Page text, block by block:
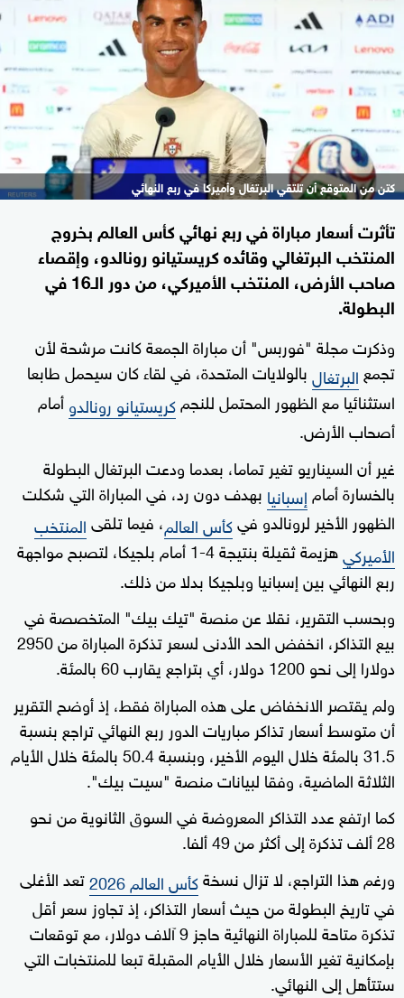
كتن من المتوقع أن تلتقي البرتغال وأميركا في ربع النهائي
تأثرت أسعار مباراة في ربع نهائي كأس العالم بخروج
المنتخب البرتغالي وقائده كريستيانو رونالدو، وإقصاء
صاحب الأرض، المنتخب الأميركي، من دور الـ16 في
البطولة.
وذكرت مجلة "فوربس" أن مباراة الجمعة كانت مرشحة لأن
تجمع البرتغالبالولايات المتحدة، في لقاء كان سيحمل طابعا
استثنائيا مع الظهور المحتمل للنجمكريستيانو رونالدوأمام
أصحاب الأرض.
غير أن السيناريو تغير تماما، بعدما ودعت البرتغال البطولة
بالخسارة أمام إسبانيا بهدف دون رد، في المباراة التي شكلت
الظهور الأخير لرونالدو فيكأس العالم، فيما تلقىالمنتخب
الأميركي
هزيمة ثقيلة بنتيجة 4-1 أمام بلجيكا، لتصبح مواجهة
ربع النهائي بين إسبانيا وبلجيكا بدلا من ذلك.
وبحسب التقرير، نقلا عن منصة "تيك بيك" المتخصصة في
بيع التذاكر، انخفض الحد الأدنى لسعر تذكرة المباراة من 2950
دولارا إلى نحو 1200 دولار، أي بتراجع يقارب 60 بالمئة.
ولم يقتصر الانخفاض على هذه المباراة فقط، إذ أوضح التقرير
أن متوسط أسعار تذاكر مباريات الدور ربع النهائي تراجع بنسبة
31.5 بالمئة خلال اليوم الأخير، وبنسبة 50.4 بالمئة خلال الأيام
الثلاثة الماضية، وفقا لبيانات منصة "سيت بيك".
كما ارتفع عدد التذاكر المعروضة في السوق الثانوية من نحو
28 ألف تذكرة إلى أكثر من 49 ألفا.
ورغم هذا التراجع، لا تزال نسخةكأس العالم 2026
تعد الأغلى
في تاريخ البطولة من حيث أسعار التذاكر، إذ تجاوز سعر أقل
تذكرة متاحة للمباراة النهائية حاجز 9 آلاف دولار، مع توقعات
بإمكانية تغير الأسعار خلال الأيام المقبلة تبعا للمنتخبات التي
ستتأهل إلى النهائي.